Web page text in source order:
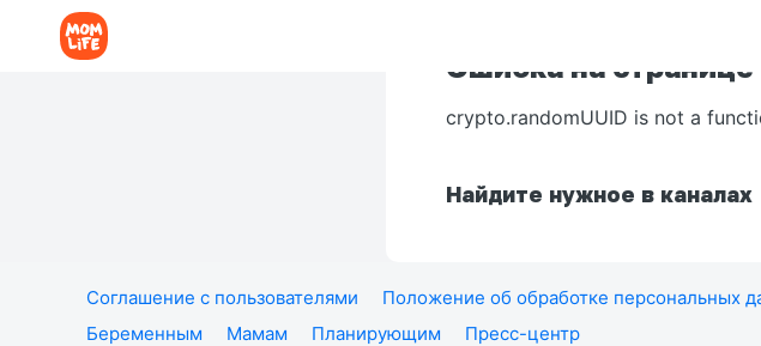
Ошибка на странице
crypto.randomUUID is not a
Найдите нужное в каналах
Соглашение с пользователями Положение об обработке персональных
Беременным
Мамам Планирующим Пресс-центр